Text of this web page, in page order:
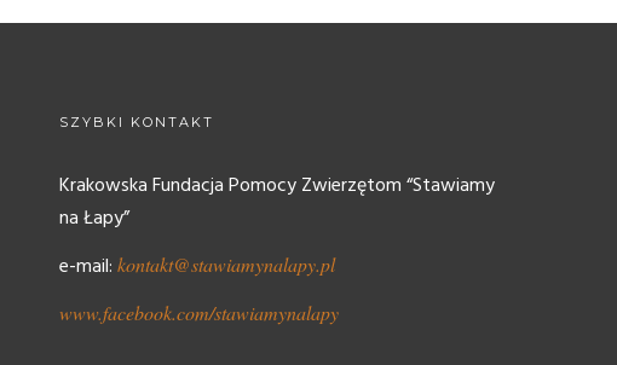
SZYBKI KONTAKT
Krakowska Fundacja Pomocy Zwierzętom “Stawiamy
na Łapy”
e-mail: kontakt@stawiamynalapy.pl
www.facebook.com/stawiamynalapy